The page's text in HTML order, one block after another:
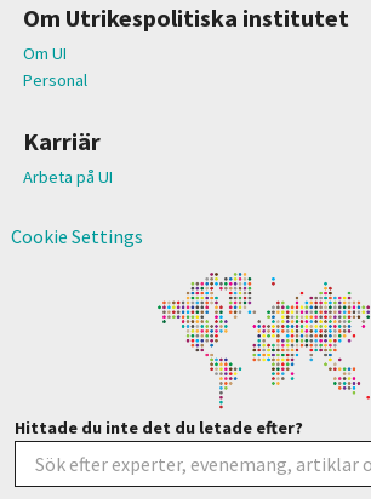
Om Utrikespolitiska institutet
Om UI
Personal
Karriär
Arbeta på UI
Cookie Settings
Hittade du inte det du letade efter?